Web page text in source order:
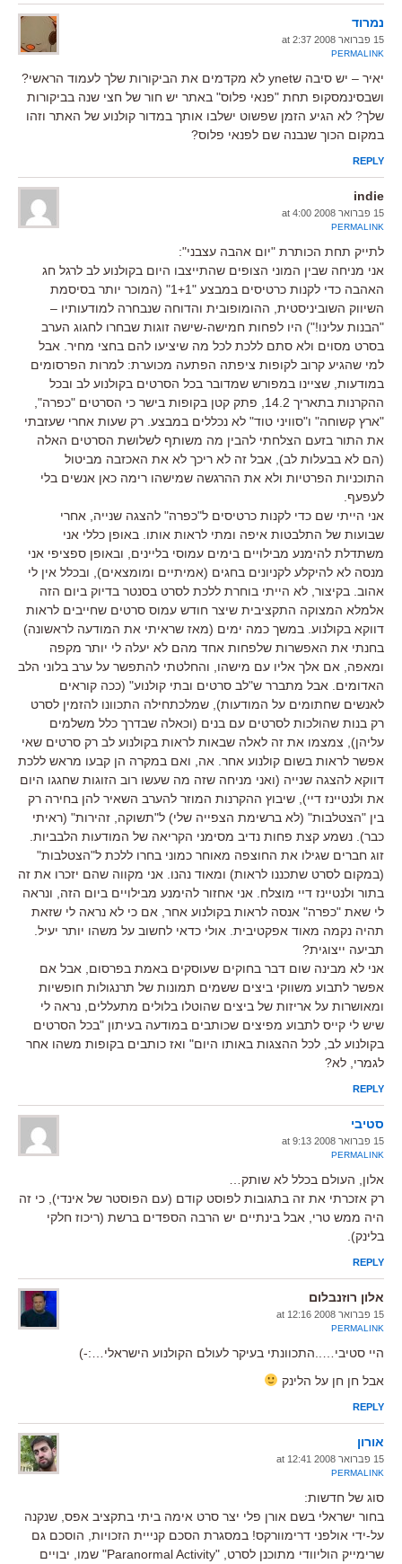
נמרוד
15 פברואר 2008 at 2:37
PERMALINK
יאיר – יש סיבה שynet לא מקדמים את הביקורות שלך לעמוד הראשי?
ושבסינמסקופ תחת "פנאי פלוס" באתר יש חור של חצי שנה בביקורות
שלך? לא הגיע הזמן שפשוט ישלבו אותך במדור קולנוע של האתר וזהו
במקום הכוך שנבנה שם לפנאי פלוס?
REPLY
indie
15 פברואר 2008 at 4:00
PERMALINK
לתייק תחת הכותרת "יום אהבה עצבני":
אני מניחה שבין המוני הצופים שהתייצבו היום בקולנוע לב לרגל חג
האהבה כדי לקנות כרטיסים במבצע "1+1" (המוכר יותר בסיסמת
השיווק השוביניסטית, ההומופובית והדוחה שנבחרה למודעותיו –
"הבנות עלינו!") היו לפחות חמישה-שישה זוגות שבחרו לחגוג הערב
בסרט מסוים ולא סתם ללכת לכל מה שיציעו להם בחצי מחיר. אבל
למי שהגיע קרוב לקופות ציפתה הפתעה מכוערת: למרות הפרסומים
במודעות, שציינו במפורש שמדובר בכל הסרטים בקולנוע לב ובכל
ההקרנות בתאריך 14.2, פתק קטן בקופות בישר כי הסרטים "כפרה",
"ארץ קשוחה" ו"סוויני טוד" לא נכללים במבצע. רק שעות אחרי שעזבתי
את התור בזעם הצלחתי להבין מה משותף לשלושת הסרטים האלה
(הם לא בבעלות לב), אבל זה לא ריכך לא את האכזבה מביטול
התוכניות הפרטיות ולא את ההרגשה שמישהו רימה כאן אנשים בלי
לעפעף.
אני הייתי שם כדי לקנות כרטיסים ל"כפרה" להצגה שנייה, אחרי
שבועות של התלבטות איפה ומתי לראות אותו. באופן כללי אני
משתדלת להימנע מבילויים בימים עמוסי בליינים, ובאופן ספציפי אני
מנסה לא להיקלע לקניונים בחגים (אמיתיים ומומצאים), ובכלל אין לי
אהוב. בקיצור, לא הייתי בוחרת ללכת לסרט בסנטר בדיוק ביום הזה
אלמלא המצוקה התקציבית שיצר חודש עמוס סרטים שחייבים לראות
דווקא בקולנוע. במשך כמה ימים (מאז שראיתי את המודעה לראשונה)
בחנתי את האפשרות שלפחות אחד מהם לא יעלה לי יותר מקפה
ומאפה, אם אלך אליו עם מישהו, והחלטתי להתפשר על ערב בלוני הלב
האדומים. אבל מתברר ש"לב סרטים ובתי קולנוע" (ככה קוראים
לאנשים שחתומים על המודעות), שמלכתחילה התכוונו להזמין לסרט
רק בנות שהולכות לסרטים עם בנים (וכאלה שבדרך כלל משלמים
עליהן), צמצמו את זה לאלה שבאות לראות בקולנוע לב רק סרטים שאי
אפשר לראות בשום קולנוע אחר. אה, ואם במקרה הן קבעו מראש ללכת
דווקא להצגה שנייה (ואני מניחה שזה מה שעשו רוב הזוגות שחגגו היום
את ולנטיינז דיי), שיבוץ ההקרנות המוזר להערב השאיר להן בחירה רק
בין "הצטלבות" (לא ברשימת הצפייה שלי) ל"תשוקה, זהירות" (ראיתי
כבר). נשמע קצת פחות נדיב מסימני הקריאה של המודעות הלבביות.
זוג חברים שגילו את החוצפה מאוחר כמוני בחרו ללכת ל"הצטלבות"
(במקום לסרט שתכננו לראות) ומאוד נהנו. אני מקווה שהם יזכרו את זה
בתור ולנטיינז דיי מוצלח. אני אחזור להימנע מבילויים ביום הזה, ונראה
לי שאת "כפרה" אנסה לראות בקולנוע אחר, אם כי לא נראה לי שזאת
תהיה נקמה מאוד אפקטיבית. אולי כדאי לחשוב על משהו יותר יעיל.
תביעה ייצוגית?
אני לא מבינה שום דבר בחוקים שעוסקים באמת בפרסום, אבל אם
אפשר לתבוע משווקי ביצים ששמים תמונות של תרנגולות חופשיות
ומאושרות על אריזות של ביצים שהוטלו בלולים מתעללים, נראה לי
שיש לי קייס לתבוע מפיצים שכותבים במודעה בעיתון "בכל הסרטים
בקולנוע לב, לכל ההצגות באותו היום" ואז כותבים בקופות משהו אחר
לגמרי, לא?
REPLY
סטיבי
15 פברואר 2008 at 9:13
PERMALINK
אלון, העולם בכלל לא שותק…
רק אזכרתי את זה בתגובות לפוסט קודם (עם הפוסטר של אינדי), כי זה
היה ממש טרי, אבל בינתיים יש הרבה הספדים ברשת (ריכוז חלקי
בלינק).
REPLY
אלון רוזנבלום
15 פברואר 2008 at 12:16
PERMALINK
היי סטיבי…..התכוונתי בעיקר לעולם הקולנוע הישראלי…:-)
אבל חן חן על הלינק
REPLY
אורון
15 פברואר 2008 at 12:41
PERMALINK
סוג של חדשות:
בחור ישראלי בשם אורן פלי יצר סרט אימה ביתי בתקציב אפס, שנקנה
על-ידי אולפני דרימוורקס! במסגרת הסכם קנייית הזכויות, הוסכם גם
שרימייק הוליוודי מתוכנן לסרט, "Paranormal Activity" שמו, יבויים